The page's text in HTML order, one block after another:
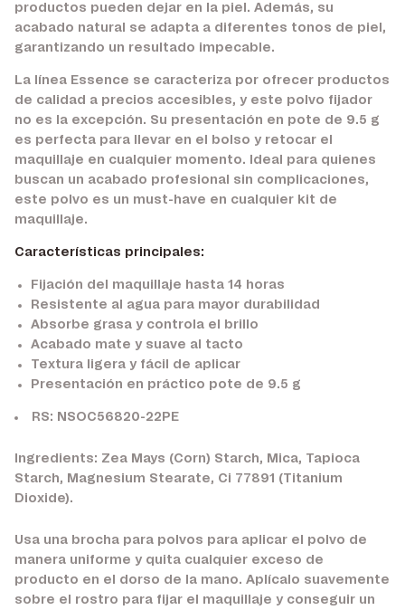
productos pueden dejar en la piel. Además, su
acabado natural se adapta a diferentes tonos de piel,
garantizando un resultado impecable.
La línea Essence se caracteriza por ofrecer productos
de calidad a precios accesibles, y este polvo fijador
no es la excepción. Su presentación en pote de 9.5 g
es perfecta para llevar en el bolso y retocar el
maquillaje en cualquier momento. Ideal para quienes
buscan un acabado profesional sin complicaciones,
este polvo es un must-have en cualquier kit de
maquillaje.
Características principales:
Fijación del maquillaje hasta 14 horas
Resistente al agua para mayor durabilidad
Absorbe grasa y controla el brillo
Acabado mate y suave al tacto
Textura ligera y fácil de aplicar
Presentación en práctico pote de 9.5 g
RS: NSOC56820-22PE
Ingredients: Zea Mays (Corn) Starch, Mica, Tapioca
Starch, Magnesium Stearate, Ci 77891 (Titanium
Dioxide).
Usa una brocha para polvos para aplicar el polvo de
manera uniforme y quita cualquier exceso de
producto en el dorso de la mano. Aplícalo suavemente
sobre el rostro para fijar el maquillaje y conseguir un